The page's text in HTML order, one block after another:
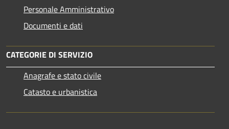
Personale Amministrativo
Documenti e dati
CATEGORIE DI SERVIZIO
Anagrafe e stato civile
Catasto e urbanistica